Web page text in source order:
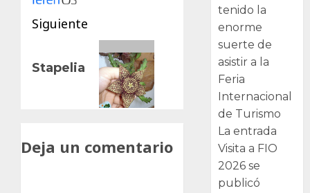
Siguiente
entrada:
Stapelia
Deja un comentario
tenido la
enorme
suerte de
asistir a la
Feria
Internacional
de Turismo
La entrada
Visita a FIO
2026 se
publicó